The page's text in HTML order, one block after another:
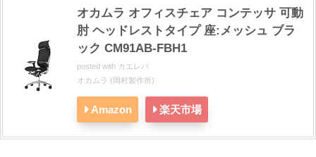
オカムラ オフィスチェア コンテッサ 可動
肘 ヘッドレストタイプ 座:メッシュ ブラ
ック CM91AB-FBH1
posted with カエレバ
オカムラ (岡村製作所)
Amazon 楽天市場